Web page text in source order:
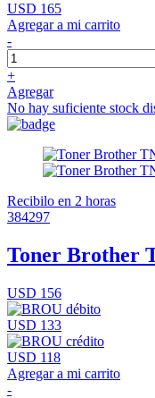
USD 165
Agregar a mi carrito
-
+
Agregar
No hay suficiente stock
Recibilo en 2 horas
384297
Toner Brother
USD 156
USD 133
USD 118
Agregar a mi carrito
-